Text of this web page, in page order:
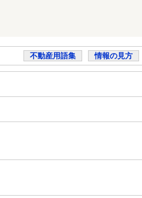
不動産用語集 情報の見方